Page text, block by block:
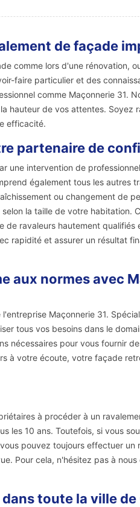
de façade
comme lors d'une rénovation,
faire particulier et des
comme Maçonnerie 31.
hauteur de vos attentes. Soyez
efficacité.
partenaire de
une intervention de
également tous les autres
ou changement de
la taille de votre habitation.
ravaleurs hautement qualifiés
rapidité et assurer un résultat
aux normes avec
Maçonnerie 31.
tous vos besoins dans le
nécessaires pour vous fournir
à votre écoute, votre façade
à procéder à un
les 10 ans. Toutefois, si vous
pouvez toujours effectuer un
Pour cela, n'hésitez pas à nous
toute la ville de